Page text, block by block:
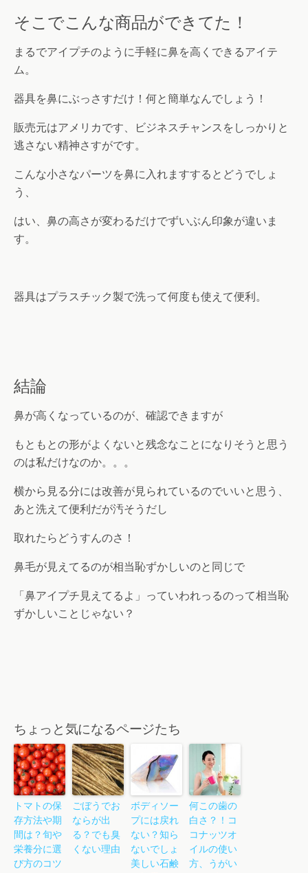
そこでこんな商品ができてた！
まるでアイプチのように手軽に鼻を高くできるアイテ
ム。
器具を鼻にぶっさすだけ！何と簡単なんでしょう！
販売元はアメリカです、ビジネスチャンスをしっかりと
逃さない精神さすがです。
こんな小さなパーツを鼻に入れますするとどうでしょ
う、
はい、鼻の高さが変わるだけでずいぶん印象が違いま
す。
器具はプラスチック製で洗って何度も使えて便利。
結論
鼻が高くなっているのが、確認できますが
もともとの形がよくないと残念なことになりそうと思う
のは私だけなのか。。。
横から見る分には改善が見られているのでいいと思う、
あと洗えて便利だが汚そうだし
取れたらどうすんのさ！
鼻毛が見えてるのが相当恥ずかしいのと同じで
「鼻アイプチ見えてるよ」っていわれっるのって相当恥
ずかしいことじゃない？
ちょっと気になるページたち
トマトの保
存方法や期
間は？旬や
栄養分に選
び方のコツ
ごぼうでお
ならが出
る？でも臭
くない理由
ボディソー
プには戻れ
ない？知ら
ないでしょ
美しい石鹸
何この歯の
白さ？！コ
コナッツオ
イルの使い
方、うがい